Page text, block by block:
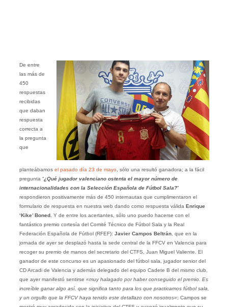
De entre
las más de
450
respuestas
recibidas
que daban
respuesta
correcta a
la pregunta
que
planteábamos el pasado día 23 de mayo, sólo una resultó ganadora; a la fácil
pregunta “¿Qué jugador valenciano ostenta el mayor número de
internacionalidades con la Selección Española de Fútbol Sala?”
respondieron positivamente más de 450 internautas que cumplimentaron el
formulario de respuesta en nuestra web dando como respuesta válida Enrique
‘Kike’ Boned. Y de entre los acertantes, sólo uno puedo hacerse con el
fantástico premio cortesía del Comité Técnico de Fútbol Sala y la Real
Federación Española de Fútbol (RFEF): Javier Campos Beltrán, que en la
jornada de ayer se desplazó hasta la sede central de la FFCV en Valencia para
recoger su premio de manos del secretario del CTFS, Juan Miguel Valiente. El
ganador de este concurso es un apasionado del fútbol sala, jugador senior del
CD Arcadi de Valencia y además delegado del equipo Cadete B del mismo club,
que ayer manifestó sentirse «muy halagado por haber conseguido el premio. Es
increíble ganar algo así, que significa tanto para los que practicamos fútbol sala,
y un orgullo que la FFCV haya tenido este detallazo con nosotros»; Campos se